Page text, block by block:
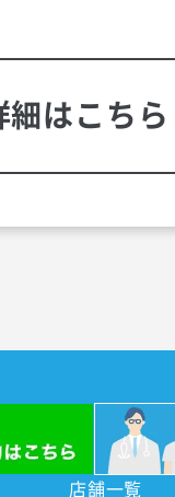
いから「
くなる上
細はこちら
店舗一覧